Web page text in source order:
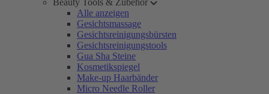
Beauty Tools & Zubehör
Alle anzeigen
Gesichtsmassage
Gesichtsreinigungsbürsten
Gesichtsreinigungstools
Gua Sha Steine
Kosmetikspiegel
Make-up Haarbänder
Micro Needle Roller